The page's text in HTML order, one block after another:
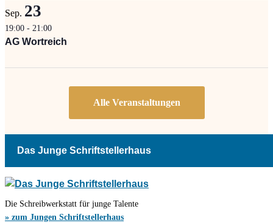
Sep. 23
19:00 - 21:00
AG Wortreich
Das Junge Schriftstellerhaus
Die Schreibwerkstatt für junge Talente
» zum Jungen Schriftstellerhaus